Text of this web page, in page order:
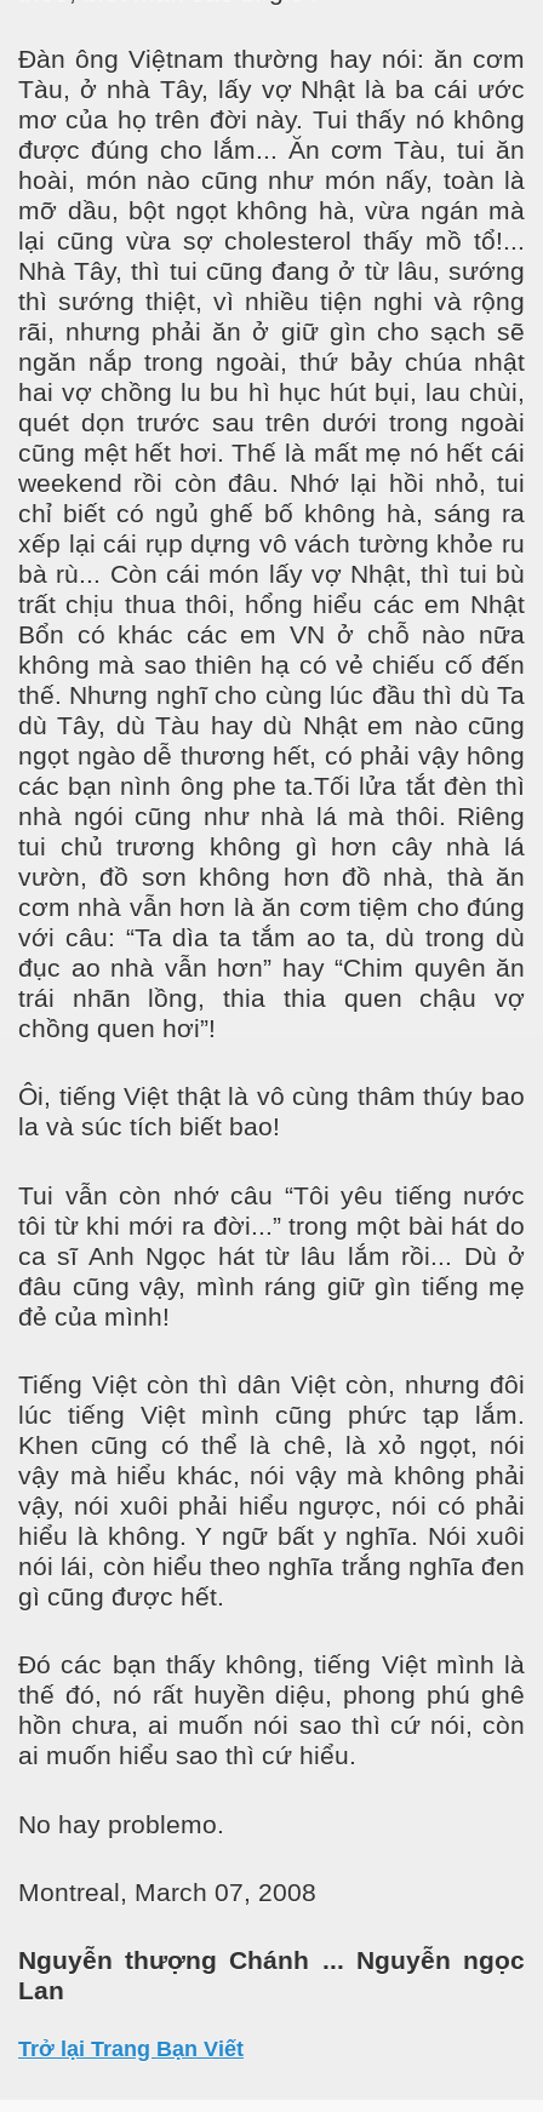
Đàn ông Việtnam thường hay nói: ăn cơm
Tàu, ở nhà Tây, lấy vợ Nhật là ba cái ước
mơ của họ trên đời này. Tui thấy nó không
được đúng cho lắm... Ăn cơm Tàu, tui ăn
hoài, món nào cũng như món nấy, toàn là
mỡ dầu, bột ngọt không hà, vừa ngán mà
lại cũng vừa sợ cholesterol thấy mồ tổ!...
Nhà Tây, thì tui cũng đang ở từ lâu, sướng
thì sướng thiệt, vì nhiều tiện nghi và rộng
rãi, nhưng phải ăn ở giữ gìn cho sạch sẽ
ngăn nắp trong ngoài, thứ bảy chúa nhật
hai vợ chồng lu bu hì hục hút bụi, lau chùi,
quét dọn trước sau trên dưới trong ngoài
cũng mệt hết hơi. Thế là mất mẹ nó hết cái
weekend rồi còn đâu. Nhớ lại hồi nhỏ, tui
chỉ biết có ngủ ghế bố không hà, sáng ra
xếp lại cái rụp dựng vô vách tường khỏe ru
bà rù... Còn cái món lấy vợ Nhật, thì tui bù
trất chịu thua thôi, hổng hiểu các em Nhật
Bổn có khác các em VN ở chỗ nào nữa
không mà sao thiên hạ có vẻ chiếu cố đến
thế. Nhưng nghĩ cho cùng lúc đầu thì dù Ta
dù Tây, dù Tàu hay dù Nhật em nào cũng
ngọt ngào dễ thương hết, có phải vậy hông
các bạn nình ông phe ta.Tối lửa tắt đèn thì
nhà ngói cũng như nhà lá mà thôi. Riêng
tui chủ trương không gì hơn cây nhà lá
vườn, đồ sơn không hơn đồ nhà, thà ăn
cơm nhà vẫn hơn là ăn cơm tiệm cho đúng
với câu: “Ta dìa ta tắm ao ta, dù trong dù
đục ao nhà vẫn hơn” hay “Chim quyên ăn
trái nhãn lồng, thia thia quen chậu vợ
chồng quen hơi”!
Ôi, tiếng Việt thật là vô cùng thâm thúy bao
la và súc tích biết bao!
Tui vẫn còn nhớ câu “Tôi yêu tiếng nước
tôi từ khi mới ra đời...” trong một bài hát do
ca sĩ Anh Ngọc hát từ lâu lắm rồi... Dù ở
đâu cũng vậy, mình ráng giữ gìn tiếng mẹ
đẻ của mình!
Tiếng Việt còn thì dân Việt còn, nhưng đôi
lúc tiếng Việt mình cũng phức tạp lắm.
Khen cũng có thể là chê, là xỏ ngọt, nói
vậy mà hiểu khác, nói vậy mà không phải
vậy, nói xuôi phải hiểu ngược, nói có phải
hiểu là không. Y ngữ bất y nghĩa. Nói xuôi
nói lái, còn hiểu theo nghĩa trắng nghĩa đen
gì cũng được hết.
Đó các bạn thấy không, tiếng Việt mình là
thế đó, nó rất huyền diệu, phong phú ghê
hồn chưa, ai muốn nói sao thì cứ nói, còn
ai muốn hiểu sao thì cứ hiểu.
No hay problemo.
Montreal, March 07, 2008
Nguyễn thượng Chánh ... Nguyễn ngọc
Lan
Trở lại Trang Bạn Viết